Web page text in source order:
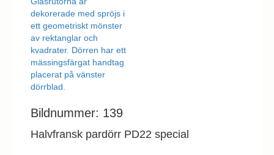
Bildnummer: 139
Halvfransk pardörr PD22 special